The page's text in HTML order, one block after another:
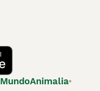
MundoAnimalia